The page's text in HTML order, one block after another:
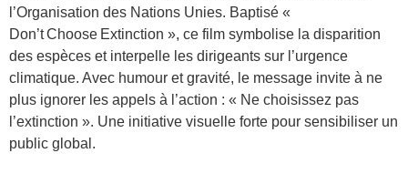
l’Organisation des Nations Unies. Baptisé «
Don’t Choose Extinction », ce film symbolise la disparition
des espèces et interpelle les dirigeants sur l’urgence
climatique. Avec humour et gravité, le message invite à ne
plus ignorer les appels à l’action : « Ne choisissez pas
l’extinction ». Une initiative visuelle forte pour sensibiliser un
public global.